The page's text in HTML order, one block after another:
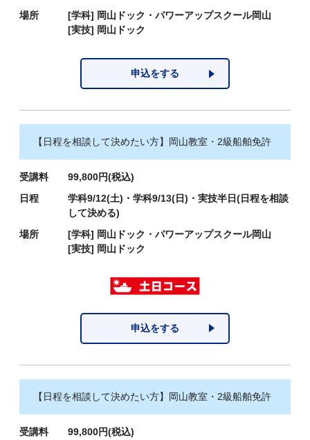
場所 [学科] 岡山ドック・パワーアップスクール岡山
[実技] 岡山ドック
申込をする
【日程を相談して決めたい方】岡山教室・2級船舶免許
受講料
99,800円(税込)
日程
学科9/12(土)・学科9/13(日)・実技半日(日程を相談
して決める)
場所
[学科] 岡山ドック・パワーアップスクール岡山
[実技] 岡山ドック
申込をする
【日程を相談して決めたい方】岡山教室・2級船舶免許
受講料
99,800円(税込)